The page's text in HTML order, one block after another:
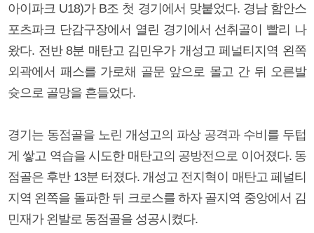
아이파크 U18)가 B조 첫 경기에서 맞붙었다. 경남 함안스
포츠파크 단감구장에서 열린 경기에서 선취골이 빨리 나
왔다. 전반 8분 매탄고 김민우가 개성고 페널티지역 왼쪽
외곽에서 패스를 가로채 골문 앞으로 몰고 간 뒤 오른발
슛으로 골망을 흔들었다.
경기는 동점골을 노린 개성고의 파상 공격과 수비를 두텁
게 쌓고 역습을 시도한 매탄고의 공방전으로 이어졌다. 동
점골은 후반 13분 터졌다. 개성고 전지혁이 매탄고 페널티
지역 왼쪽을 돌파한 뒤 크로스를 하자 골지역 중앙에서 김
민재가 왼발로 동점골을 성공시켰다.